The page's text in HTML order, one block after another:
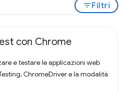
filter_listFiltri
con Chrome
e testare le applicazioni web
ChromeDriver e la modalità